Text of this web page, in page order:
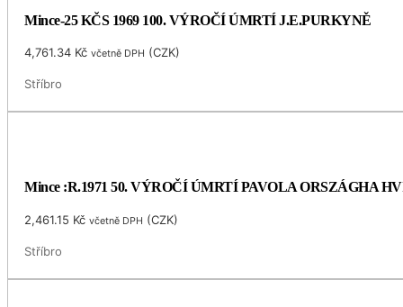
Mince-25 KČS 1969 100. VÝROČÍ ÚMRTÍ J.E.PURKYNĚ
4,761.34 Kč včetně DPH (CZK)
Stříbro
Mince :R.1971 50. VÝROČÍ ÚMRTÍ PAVOLA ORSZÁGHA
2,461.15 Kč včetně DPH (CZK)
Stříbro